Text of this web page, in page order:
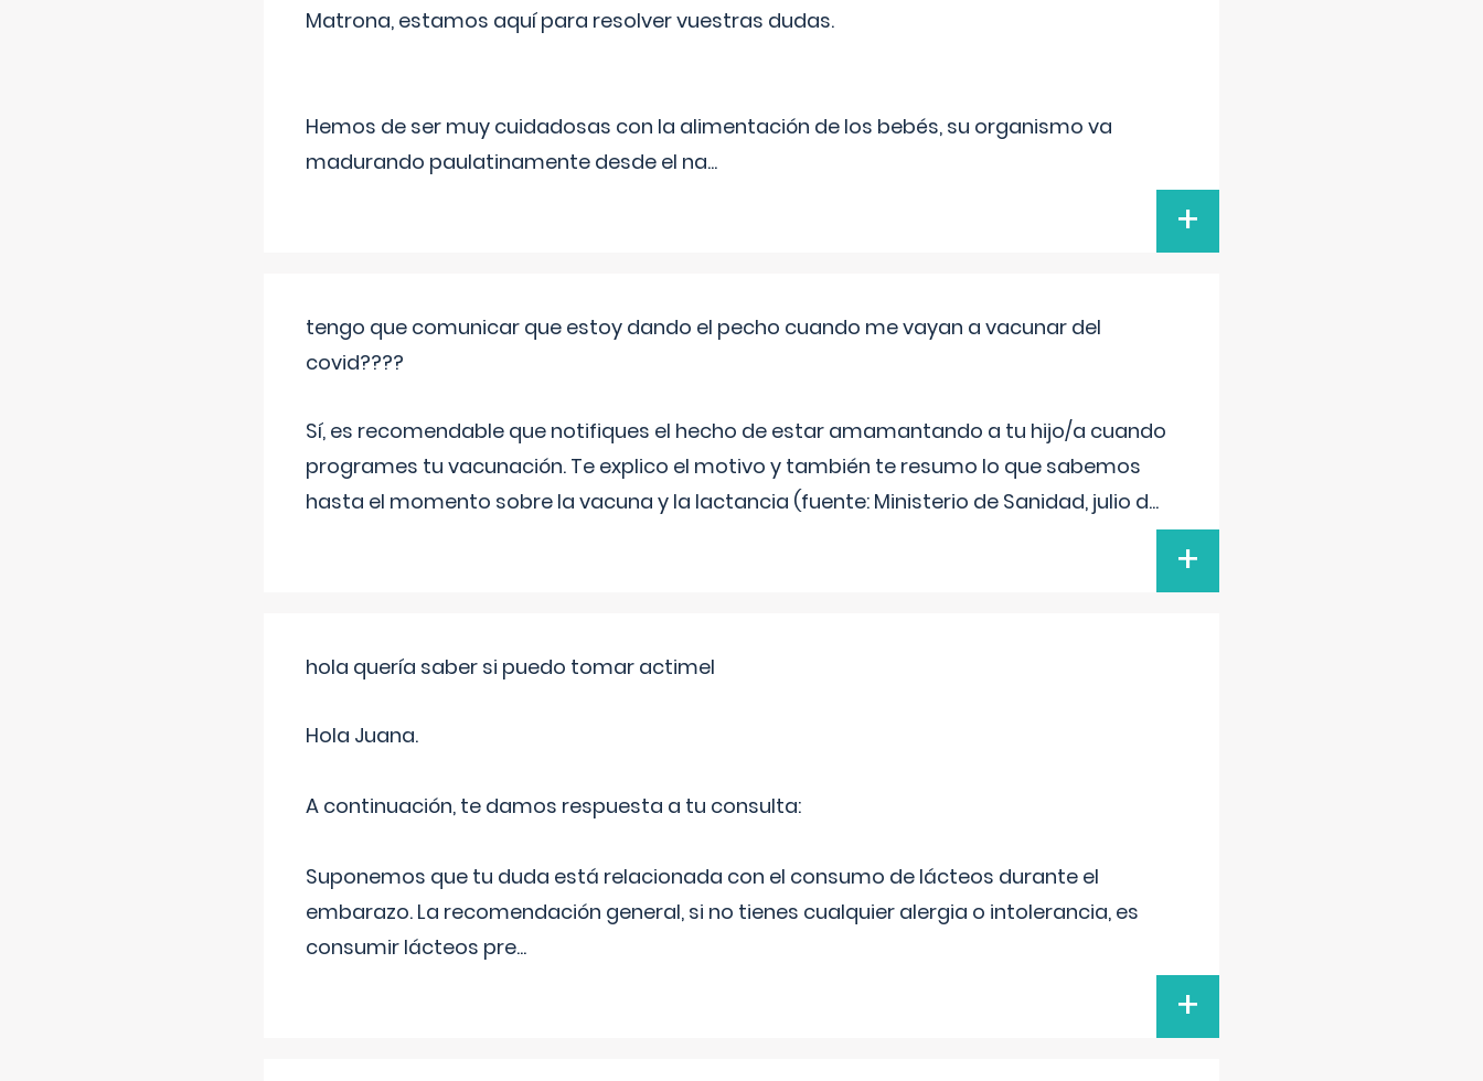
Matrona, estamos aquí para resolver vuestras dudas.
Hemos de ser muy cuidadosas con la alimentación de los bebés, su organismo va
madurando paulatinamente desde el na...
+
tengo que comunicar que estoy dando el pecho cuando me vayan a vacunar del
covid????
Sí, es recomendable que notifiques el hecho de estar amamantando a tu hijo/a cuando
programes tu vacunación. Te explico el motivo y también te resumo lo que sabemos
hasta el momento sobre la vacuna y la lactancia (fuente: Ministerio de Sanidad, julio d...
+
hola quería saber si puedo tomar actimel
Hola Juana.
A continuación, te damos respuesta a tu consulta:
Suponemos que tu duda está relacionada con el consumo de lácteos durante el
embarazo. La recomendación general, si no tienes cualquier alergia o intolerancia, es
consumir lácteos pre...
+